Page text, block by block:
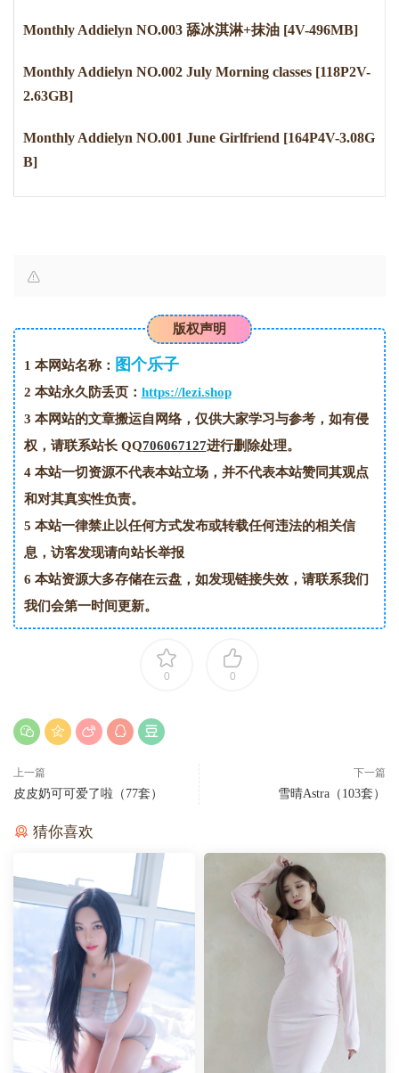
Monthly Addielyn NO.003 舔冰淇淋+抹油 [4V-496MB]
Monthly Addielyn NO.002 July Morning classes [118P2V-
2.63GB]
Monthly Addielyn NO.001 June Girlfriend [164P4V-3.08G
B]
版权声明
1 本网站名称： 图个乐子
2 本站永久防丢页： https://lezi.shop
3 本网站的文章搬运自网络，仅供大家学习与参考，如有侵
权，请联系站长 QQ706067127进行删除处理。
4本站一切资源不代表本站立场，并不代表本站赞同其观点
和对其真实性负责。
5 本站一律禁止以任何方式发布或转载任何违法的相关信
息，访客发现请向站长举报
6 本站资源大多存储在云盘，如发现链接失效，请联系我们
我们会第一时间更新。
0 0
上一篇
皮皮奶可可爱了啦（77套）
下一篇
雪晴Astra（103套）
猜你喜欢